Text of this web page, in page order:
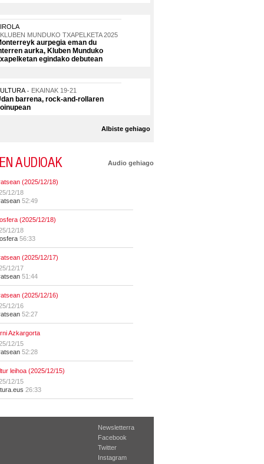
KLUBEN MUNDUKO TXAPELKETA 2025
aurpegia eman du
aurka, Kluben Munduko
egindako debutean
EKAINAK 19-21
barrena, rock-and-rollaren
Albiste gehiago
AUDIOAK Audio gehiago
(2025/12/18)
12/18
52:49
(2025/12/18)
12/18
56:33
(2025/12/17)
12/17
51:44
(2025/12/16)
12/16
52:27
Azkargorta
12/15
52:28
leihoa (2025/12/15)
12/15
26:33
Newsletterra
Facebook
Twitter
Instagram